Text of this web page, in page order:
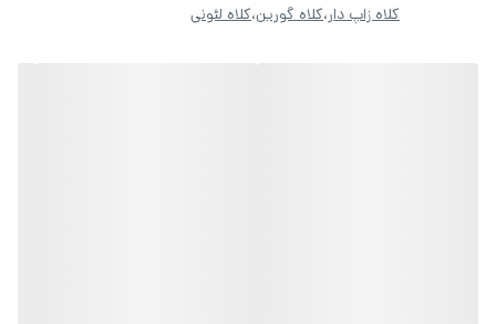
کلاه زاپ دار،کلاه گورین،کلاه لئونی